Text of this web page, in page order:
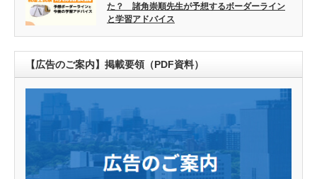
た？ 諸角崇順先生が予想するボーダーライン
と学習アドバイス
【広告のご案内】掲載要領（PDF資料）